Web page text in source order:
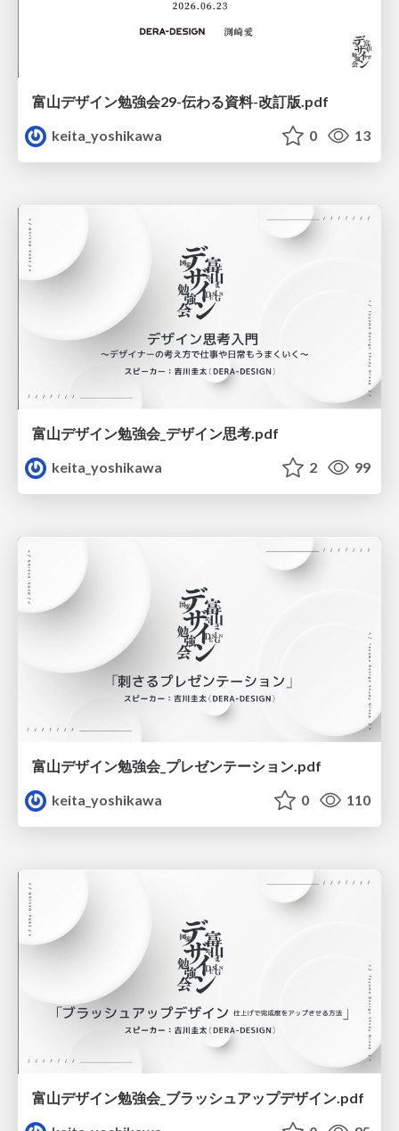
富山デザイン勉強会29-伝わる資料-改訂版.pdf
keita_yoshikawa
0 13
富山デザイン勉強会_デザイン思考.pdf
keita_yoshikawa
2 99
富山デザイン勉強会_プレゼンテーション.pdf
keita_yoshikawa
0 110
富山デザイン勉強会_ブラッシュアップデザイン.pdf